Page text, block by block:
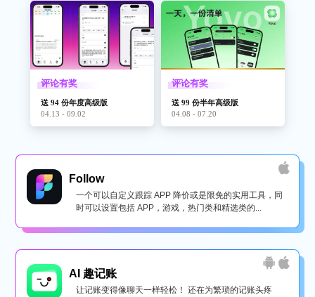
评论有奖
送 94 份年度高级版
04.13 - 09.02
评论有奖
送 99 份半年高级版
04.08 - 07.20
Follow
一个可以自定义跟踪 APP 降价或是限免的实用工具，同
时可以设置包括 APP，游戏，热门类和精选类的...
AI 趣记账
让记账变得像聊天一样轻松！ 还在为繁琐的记账头疼